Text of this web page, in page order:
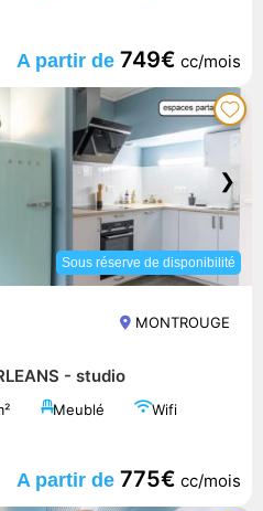
A partir de 749€ cc/mois
❯
Sous réserve de disponibilité
MONTROUGE
- studio
Meublé Wifi
A partir de 775€ cc/mois